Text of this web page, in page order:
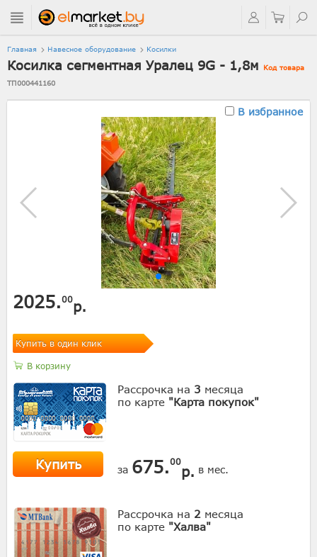
Главная Навесное оборудование Косилки
Косилка сегментная Уралец 9G - 1,8м
Код товара
ТП000441160
В избранное
2025.00р.
Купить в один клик
В корзину
Рассрочка на 3 месяца
по карте "Карта покупок"
Купить за 675.00
р. в мес.
Рассрочка на 2 месяца
по карте "Халва"